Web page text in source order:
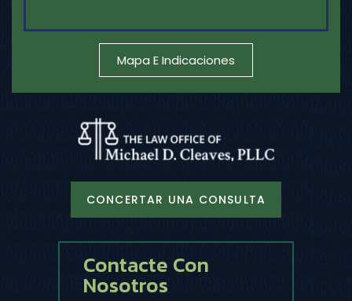
Mapa E Indicaciones
CONCERTAR UNA CONSULTA
Contacte Con
Nosotros